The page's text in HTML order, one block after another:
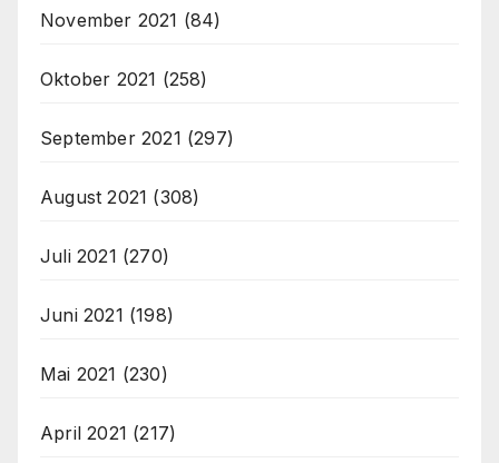
November 2021 (84)
Oktober 2021 (258)
September 2021 (297)
August 2021 (308)
Juli 2021 (270)
Juni 2021 (198)
Mai 2021 (230)
April 2021 (217)